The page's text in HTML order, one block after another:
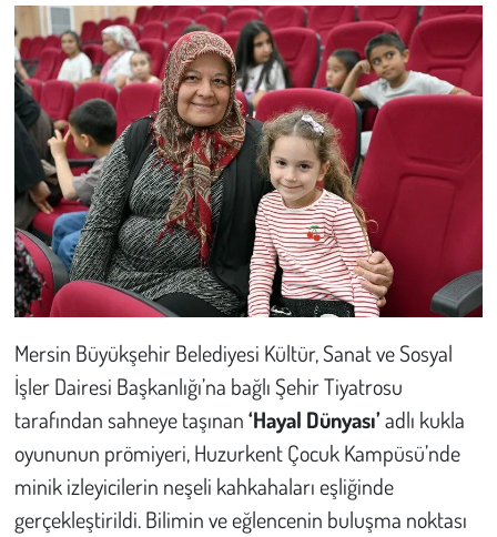
Mersin Büyükşehir Belediyesi Kültür, Sanat ve Sosyal
İşler Dairesi Başkanlığı’na bağlı Şehir Tiyatrosu
tarafından sahneye taşınan‘Hayal Dünyası’adlı kukla
oyununun prömiyeri, Huzurkent Çocuk Kampüsü’nde
minik izleyicilerin neşeli kahkahaları eşliğinde
gerçekleştirildi. Bilimin ve eğlencenin buluşma noktası
Kent
Eğlence